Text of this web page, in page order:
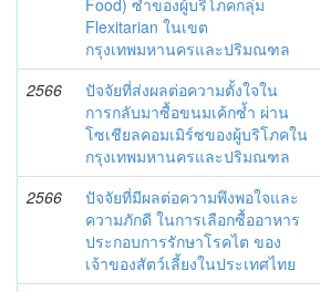
Food) ซ้ำของผู้บริโภคกลุ่ม
Flexitarian ในเขต
กรุงเทพมหานครและปริมณฑล
2566
ปัจจัยที่ส่งผลต่อความตั้งใจใน
การกลับมาซื้อขนมเค้กซ้ำ ผ่าน
โซเชียลคอมเมิร์ซของผู้บริโภคใน
กรุงเทพมหานครและปริมณฑล
2566
ปัจจัยที่มีผลต่อความพึงพอใจและ
ความภักดี ในการเลือกซื้ออาหาร
ประกอบการรักษาโรคไต ของ
เจ้าของสัตว์เลี้ยงในประเทศไทย